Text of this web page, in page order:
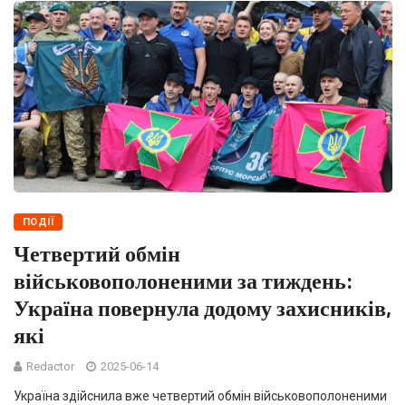
ПОДІЇ
Четвертий обмін
військовополоненими за тиждень:
Україна повернула додому захисників,
які
Redactor 2025-06-14
Україна здійснила вже четвертий обмін військовополоненими